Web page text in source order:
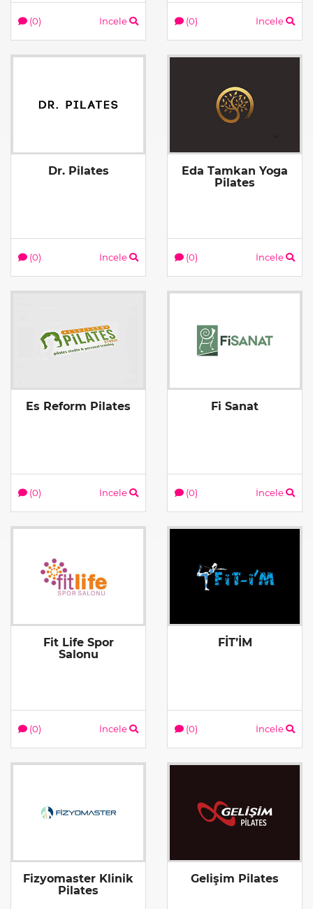
(0) İncele (0) İncele
Dr. Pilates
(0) İncele
Eda Tamkan Yoga
Pilates
(0) İncele
Es Reform Pilates
(0) İncele
Fi Sanat
(0) İncele
Fit Life Spor
Salonu
(0) İncele
FİT’İM
(0) İncele
Fizyomaster Klinik
Pilates
Gelişim Pilates